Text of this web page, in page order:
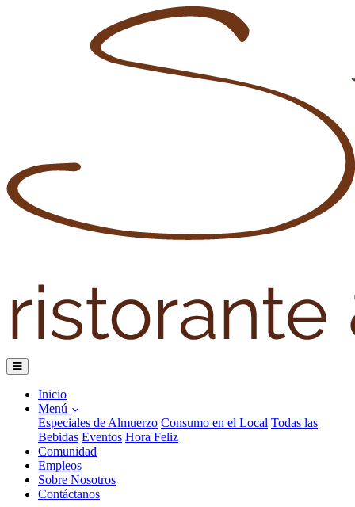
Inicio
Menú
Especiales de Almuerzo Consumo en el Local Todas las
Bebidas Eventos Hora Feliz
Comunidad
Empleos
Sobre Nosotros
Contáctanos